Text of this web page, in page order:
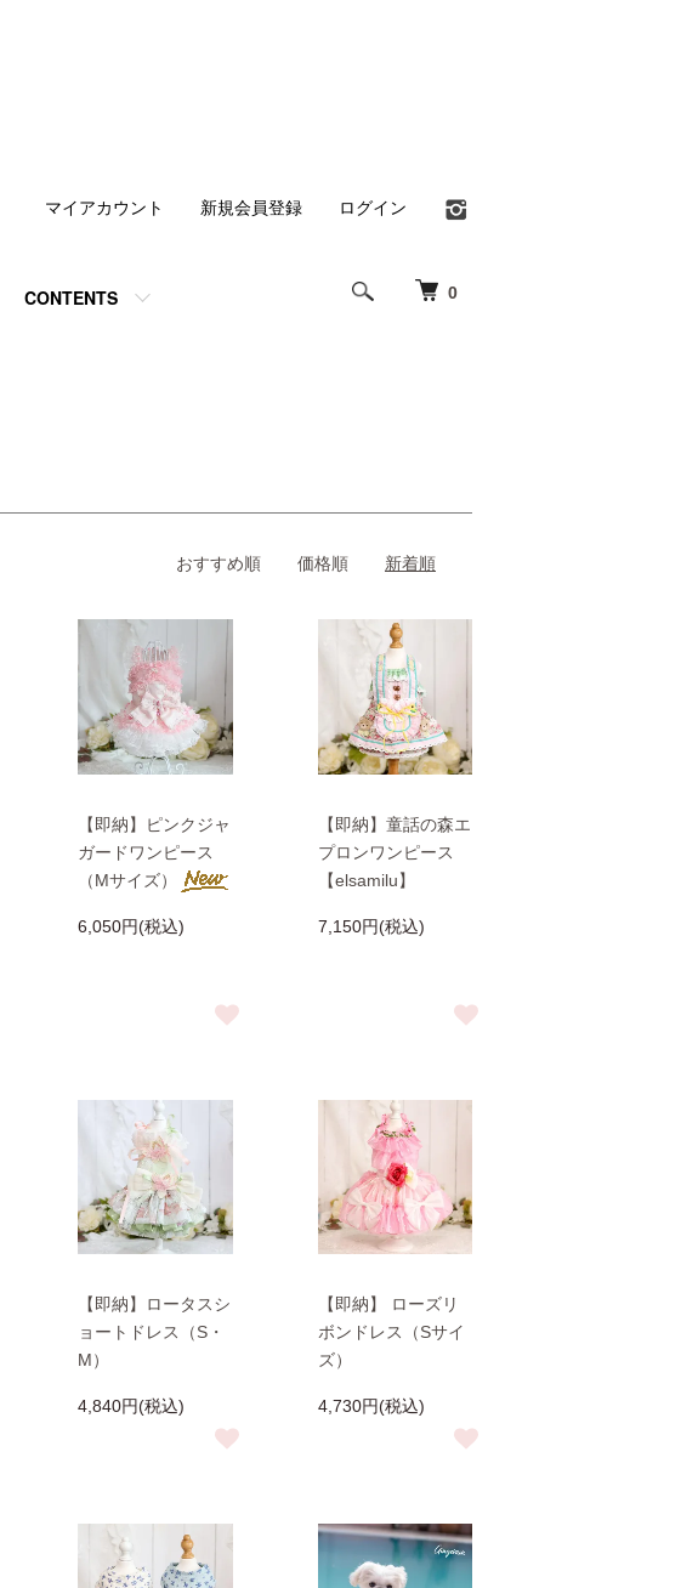
0
CONTENTS
マイアカウント 新規会員登録 ログイン
おすすめ順 価格順 新着順
【即納】ピンクジャ
ガードワンピース
（Mサイズ）
6,050円(税込)
【即納】童話の森エ
プロンワンピース
【elsamilu】
7,150円(税込)
【即納】ロータスシ
ョートドレス（S・
M）
4,840円(税込)
【即納】 ローズリ
ボンドレス（Sサイ
ズ）
4,730円(税込)